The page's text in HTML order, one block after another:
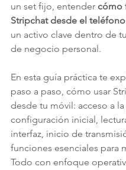
un set fijo, entender cómo
Stripchat desde el teléfono
un activo clave dentro de
de negocio personal.
En esta guía práctica te
paso a paso, cómo usar
desde tu móvil: acceso a
configuración inicial,
interfaz, inicio de
funciones esenciales para
Todo con enfoque